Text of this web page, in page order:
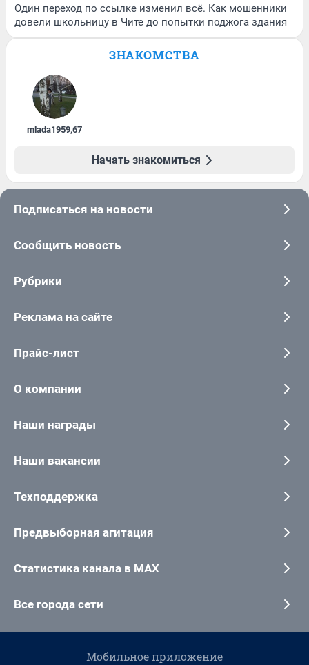
Один переход по ссылке изменил всё. Как мошенники
довели школьницу в Чите до попытки поджога здания
ЗНАКОМСТВА
mlada1959,67
Начать знакомиться
Подписаться на новости
Сообщить новость
Рубрики
Реклама на сайте
Прайс-лист
О компании
Наши награды
Наши вакансии
Техподдержка
Предвыборная агитация
Статистика канала в MAX
Все города сети
Мобильное приложение